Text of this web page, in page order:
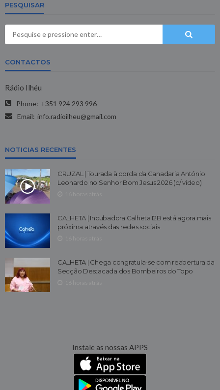
PESQUISAR
CONTACTOS
Rádio Ilhéu
Phone: +351 924 293 996
Email: info.radioilheu@gmail.com
NOTICIAS RECENTES
CRUZAL | Tourada à corda da Ganadaria António
Leonardo no Senhor Bom Jesus 2026 (c/ vídeo)
CALHETA | Incubadora Calheta I2B está agora mais
próxima através das redes sociais
CALHETA | Chega congratula-se com reabertura da
Secção Destacada dos Bombeiros do Topo
Instale as nossas APPS